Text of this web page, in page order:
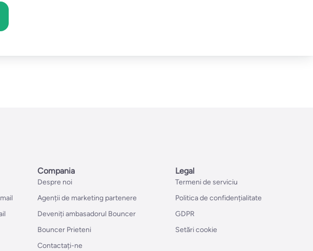
Compania
Despre noi
Agenții de marketing partenere
Deveniți ambasadorul Bouncer
Bouncer Prieteni
Contactați-ne
Legal
Termeni de serviciu
Politica de confidențialitate
GDPR
Setări cookie